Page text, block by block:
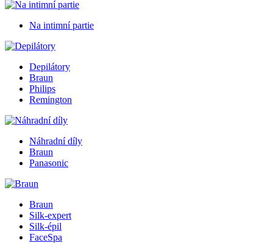
Na intimní partie
Depilátory
Braun
Philips
Remington
Náhradní díly
Braun
Panasonic
Braun
Silk-expert
Silk-épil
FaceSpa